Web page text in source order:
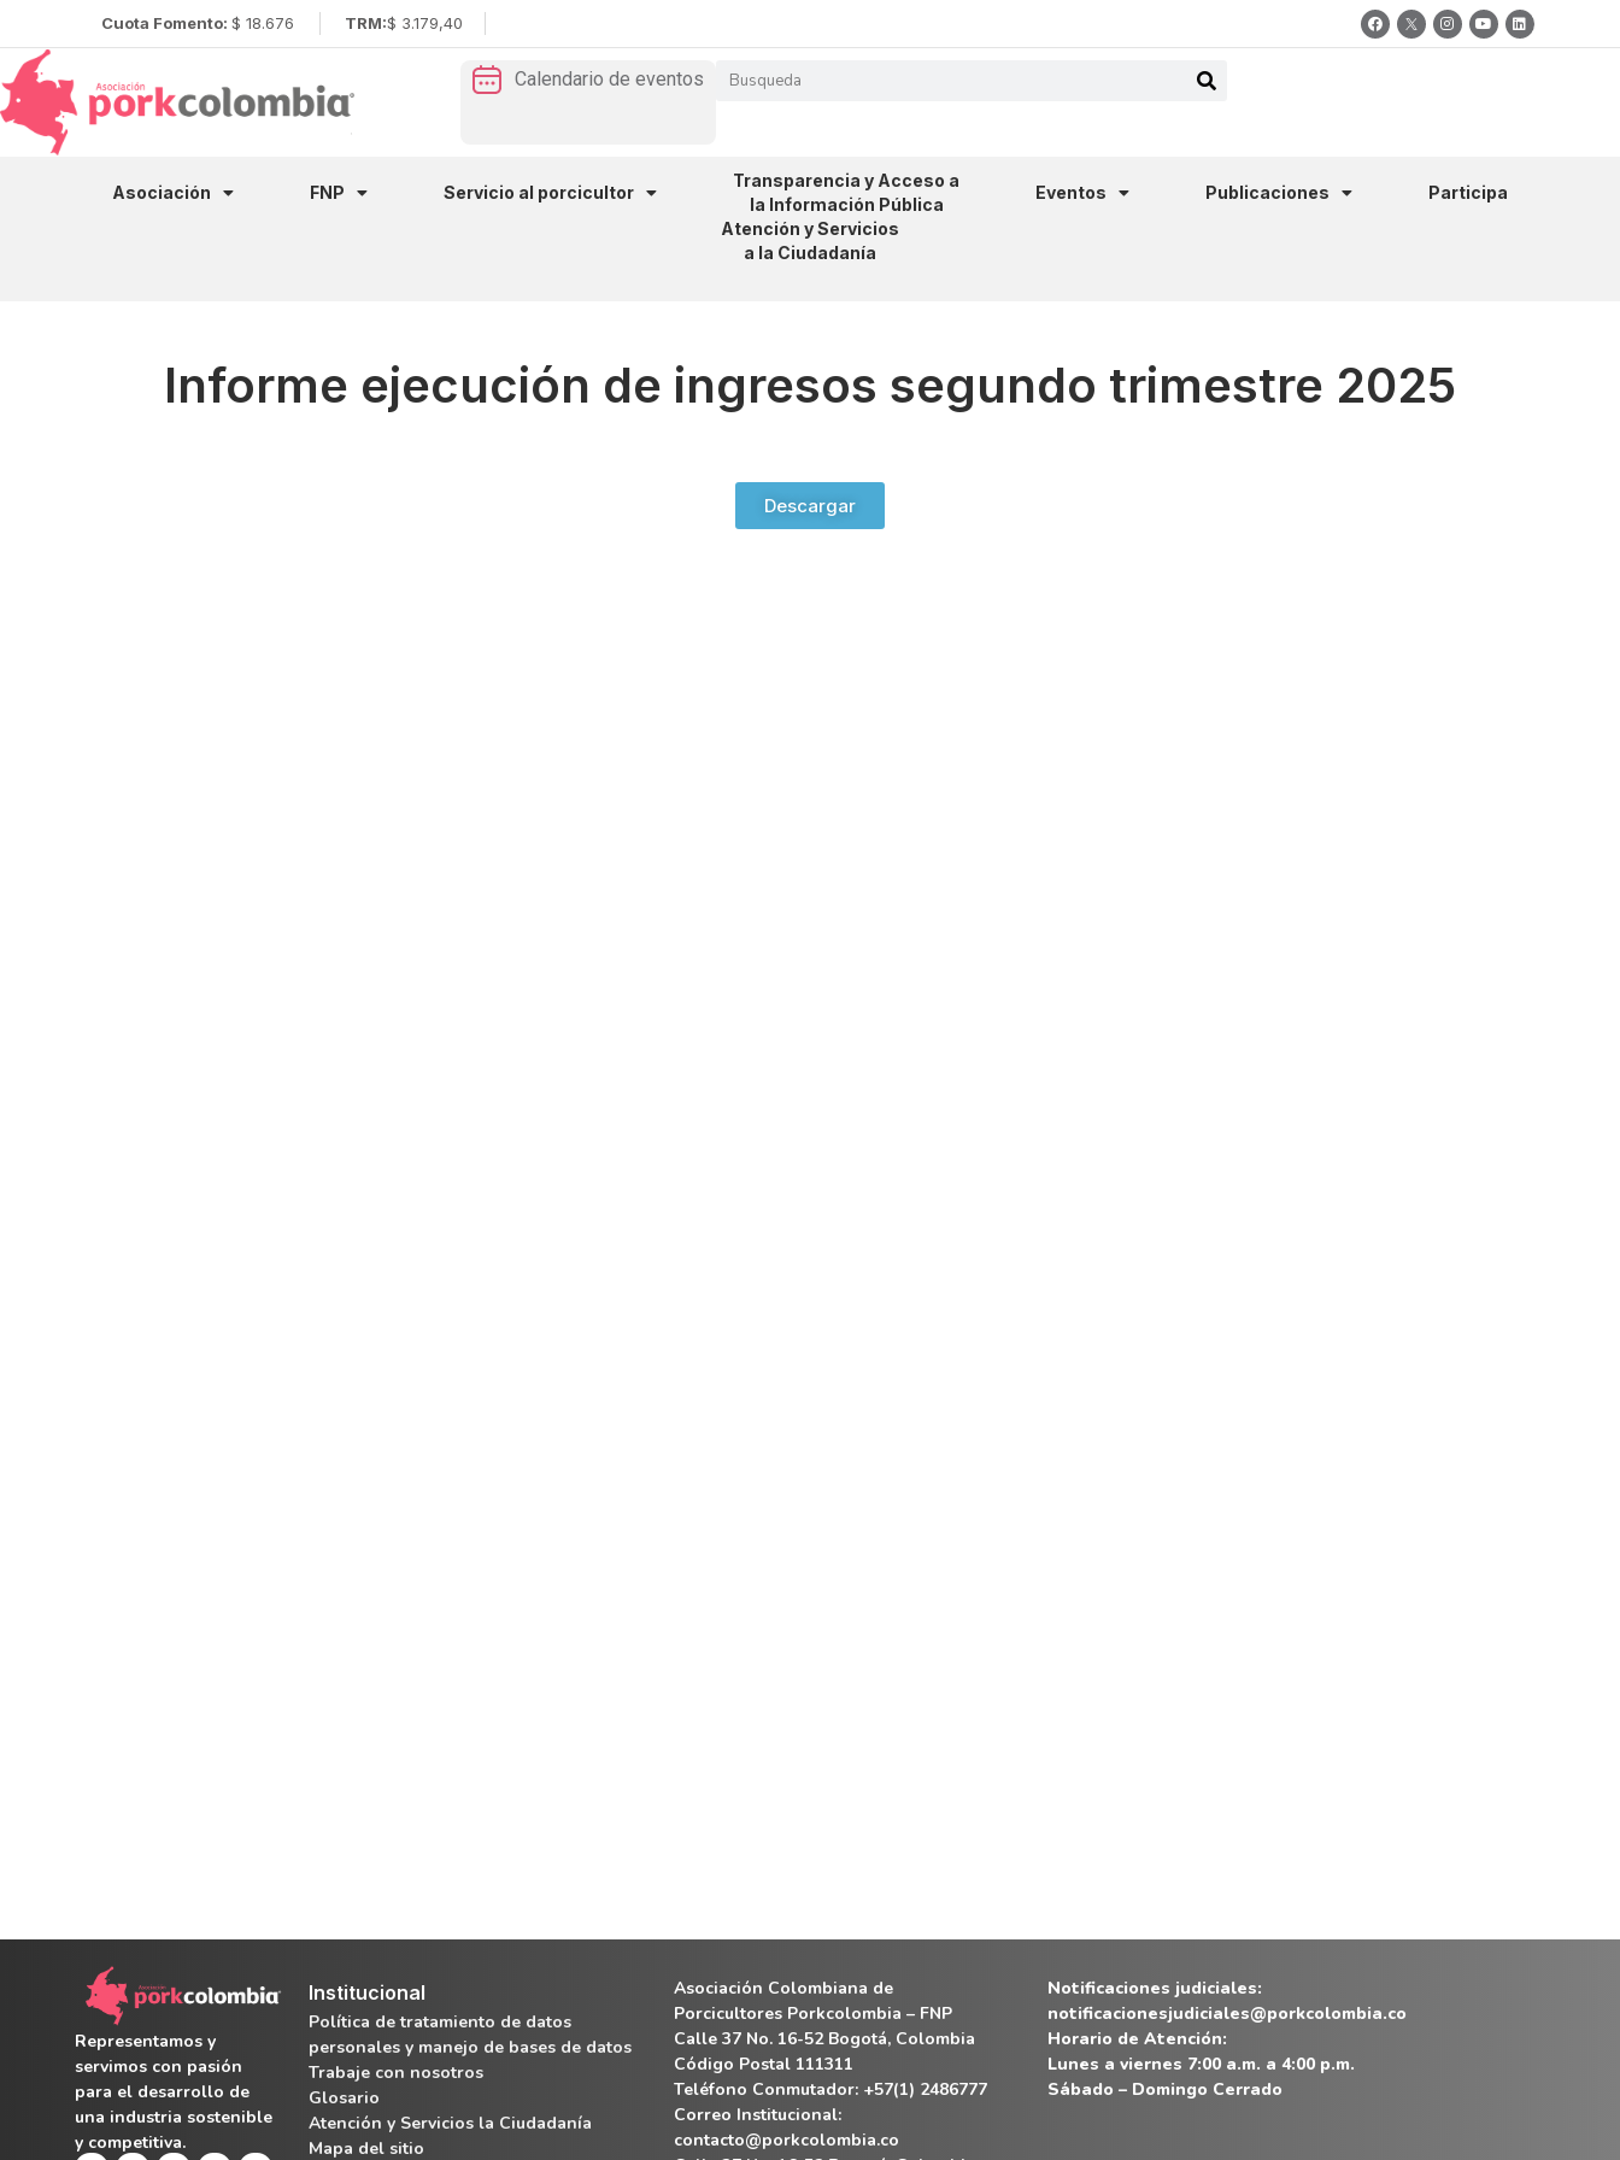
Cuota Fomento: $ 18.676 TRM:$ 3.179,40
Calendario de eventos
Asociación FNP Servicio al porcicultor
Transparencia y Acceso a
la Información Pública
Eventos Publicaciones
Participa
Atención y Servicios
a la Ciudadanía
Informe ejecución de ingresos segundo trimestre 2025
Descargar
Representamos y
servimos con pasión
para el desarrollo de
una industria sostenible
y competitiva.
Institucional
Política de tratamiento de datos
personales y manejo de bases de datos
Trabaje con nosotros
Glosario
Atención y Servicios la Ciudadanía
Mapa del sitio
Asociación Colombiana de
Porcicultores Porkcolombia – FNP
Calle 37 No. 16-52 Bogotá, Colombia
Código Postal 111311
Teléfono Conmutador: +57(1) 2486777
Correo Institucional:
contacto@porkcolombia.co
Notificaciones judiciales:
notificacionesjudiciales@porkcolombia.co
Horario de Atención:
Lunes a viernes 7:00 a.m. a 4:00 p.m.
Sábado – Domingo Cerrado